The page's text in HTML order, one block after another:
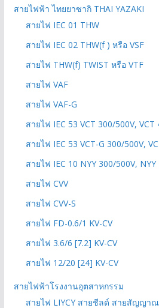
สายไฟฟ้า ไทยยาซากิ THAI YAZAKI
สายไฟ IEC 01 THW
สายไฟ IEC 02 THW(f ) หรือ VSF
สายไฟ THW(f) TWIST หรือ VTF
สายไฟ VAF
สายไฟ VAF-G
สายไฟ IEC 53 VCT 300/500V, VCT
สายไฟ IEC 53 VCT-G 300/500V,
สายไฟ IEC 10 NYY 300/500V,
สายไฟ CVV
สายไฟ CVV-S
สายไฟ FD-0.6/1 KV-CV
สายไฟ 3.6/6 [7.2] KV-CV
สายไฟ 12/20 [24] KV-CV
สายไฟฟ้าโรงงานอุตสาหกรรม
สายไฟ LIYCY สายชีลด์ สายสัญญาณ